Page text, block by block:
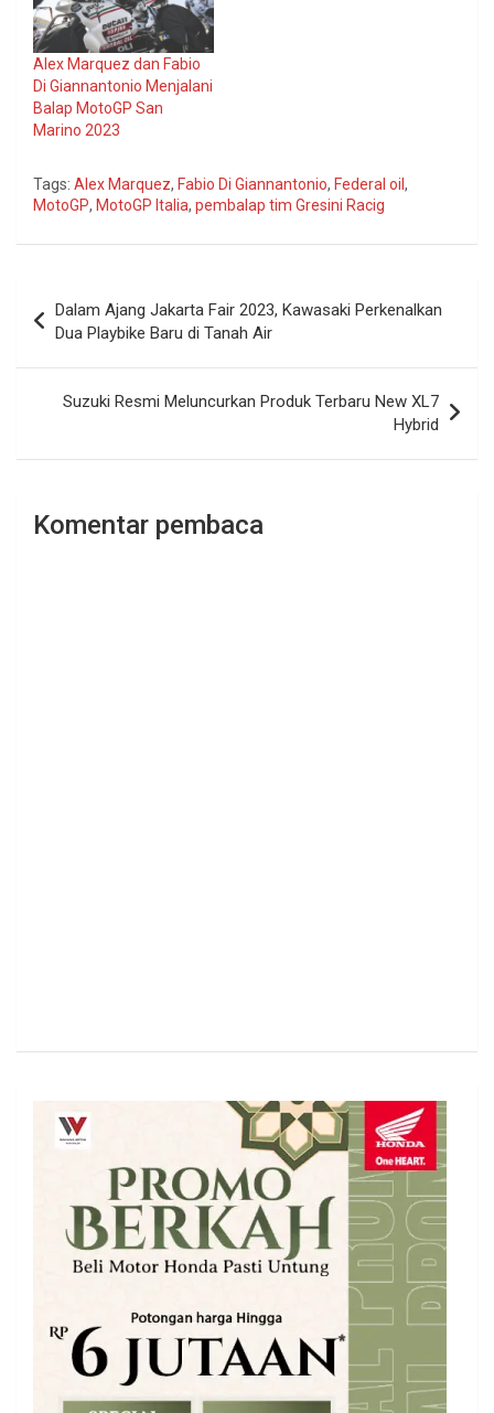
Alex Marquez dan Fabio
Di Giannantonio Menjalani
Balap MotoGP San
Marino 2023
Tags: Alex Marquez, Fabio Di Giannantonio, Federal oil ,
MotoGP, MotoGP Italia, pembalap tim Gresini Racig
pos
Dalam Ajang Jakarta Fair 2023, Kawasaki Perkenalkan
Dua Playbike Baru di Tanah Air
Suzuki Resmi Meluncurkan Produk Terbaru New XL7
Hybrid
Komentar pembaca